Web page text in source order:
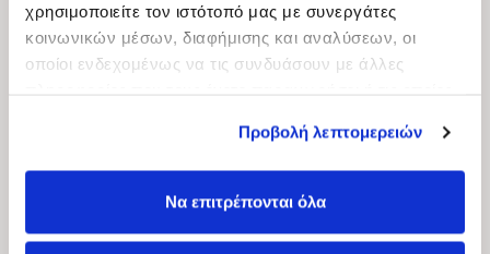
χρησιμοποιείτε τον ιστότοπό μας με συνεργάτες
κοινωνικών μέσων, διαφήμισης και αναλύσεων, οι
οποίοι ενδεχομένως να τις συνδυάσουν με άλλες
Προβολή λεπτομερειών
Να επιτρέπονται όλα
Τρόποι αποστολής
Επιστροφές και ακυρώσεις
Επικοινωνία